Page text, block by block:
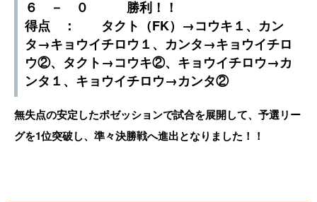
６ － ０ 勝利！！
得点 ： タクト（FK）→コウキ１、カン
タ→キョウイチロウ１、カンタ→キョウイチロ
ウ②、タクト→コウキ②、キョウイチロウ→カ
ンタ１、キョウイチロウ→カンタ②
無失点の安定したポゼッションで試合を展開して、予選リー
グを1位突破し、準々決勝戦へ進出となりました！！